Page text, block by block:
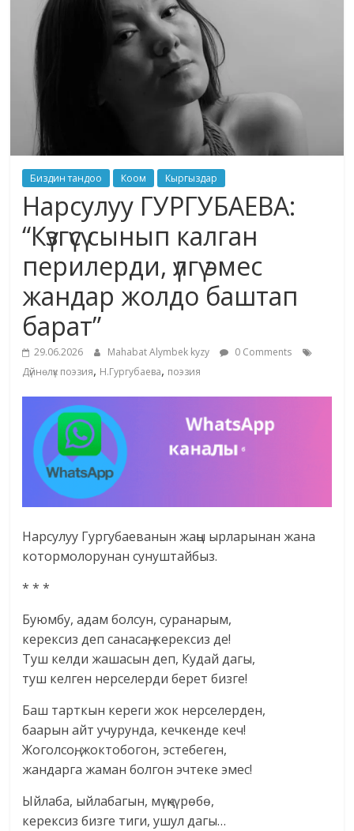
маданияты
жана
адабияты
Биздин тандоо Коом Кыргыздар
Нарсулуу ГУРГУБАЕВА:
“Күзгүсү сынып калган
перилерди, үлгү эмес
жандар жолдо баштап
барат”
29.06.2026 Mahabat Alymbek kyzy
0 Comments
Дүйнөлүк поэзия, Н.Гургубаева, поэзия
Нарсулуу Гургубаеванын жаңы ырларынан жана
котормолорунан сунуштайбыз.
* * *
Буюмбу, адам болсун, суранарым,
керексиз деп санасаң, керексиз де!
Туш келди жашасын деп, Кудай дагы,
туш келген нерселерди берет бизге!
Баш тарткын кереги жок нерселерден,
баарын айт учурунда, кечкенде кеч!
Жоголсоң, жоктобогон, эстебеген,
жандарга жаман болгон эчтеке эмес!
Ыйлаба, ыйлабагын, мүңкүрөбө,
керексиз бизге тиги, ушул дагы…